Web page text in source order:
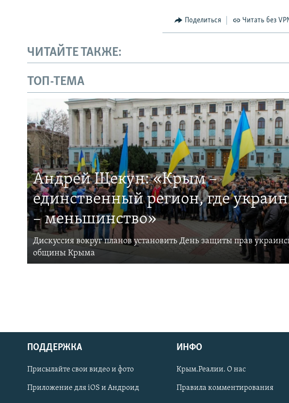
Українською
Qırımtatar
Поделиться Читать без
ЧИТАЙТЕ ТАКЖЕ:
ТОП-ТЕМА
Андрей Щекун: «Крым –
единственный регион, где
– меньшинство»
Дискуссия вокруг планов установить День защиты прав
общины Крыма
ПОДДЕРЖКА
Присылайте свои видео и фото
Приложение для iOS и Андроид
ИНФО
Крым.Реалии. О нас
Правила комментирования